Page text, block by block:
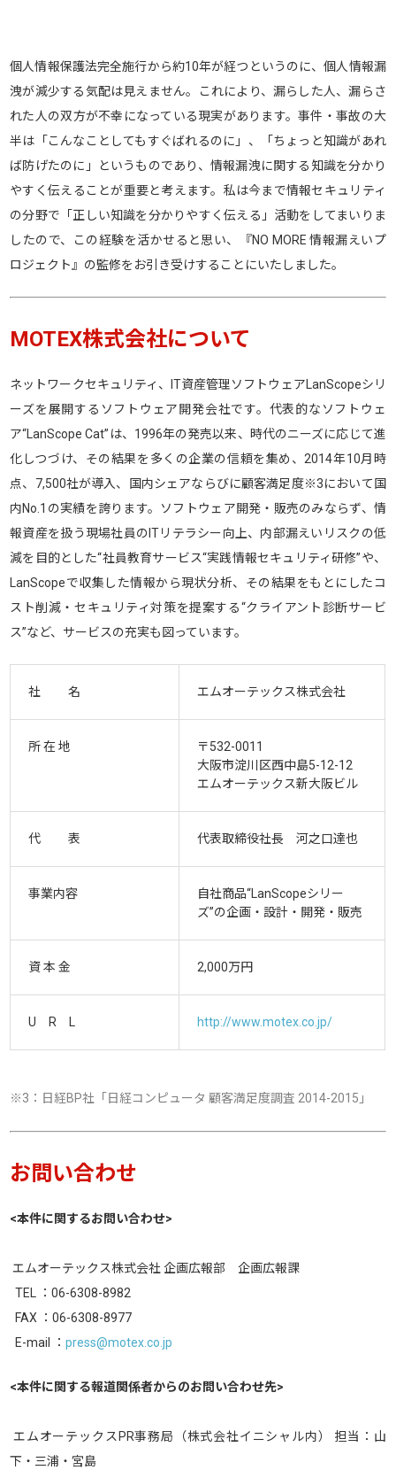
個人情報保護法完全施行から約10年が経つというのに、個人情報漏
洩が減少する気配は見えません。これにより、漏らした人、漏らさ
れた人の双方が不幸になっている現実があります。事件・事故の大
半は「こんなことしてもすぐばれるのに」、「ちょっと知識があれ
ば防げたのに」というものであり、情報漏洩に関する知識を分かり
やすく伝えることが重要と考えます。私は今まで情報セキュリティ
の分野で「正しい知識を分かりやすく伝える」活動をしてまいりま
したので、この経験を活かせると思い、『NO MORE 情報漏えいプ
ロジェクト』の監修をお引き受けすることにいたしました。
MOTEX株式会社について
ネットワークセキュリティ、IT資産管理ソフトウェアLanScopeシリ
ーズを展開するソフトウェア開発会社です。代表的なソフトウェ
ア“LanScope Cat”は、1996年の発売以来、時代のニーズに応じて進
化しつづけ、その結果を多くの企業の信頼を集め、2014年10月時
点、7,500社が導入、国内シェアならびに顧客満足度※3において国
内No.1の実績を誇ります。ソフトウェア開発・販売のみならず、情
報資産を扱う現場社員のITリテラシー向上、内部漏えいリスクの低
減を目的とした“社員教育サービス“実践情報セキュリティ研修”や、
LanScopeで収集した情報から現状分析、その結果をもとにしたコ
スト削減・セキュリティ対策を提案する“クライアント診断サービ
ス”など、サービスの充実も図っています。
社 名 エムオーテックス株式会社
所 在 地
〒532-0011
大阪市淀川区西中島5-12-12
エムオーテックス新大阪ビル
代 表 代表取締役社長 河之口達也
事業内容
自社商品“LanScopeシリー
ズ”の企画・設計・開発・販売
資 本 金 2,000万円
U R L http://www.motex.co.jp/
※3：日経BP社「日経コンピュータ 顧客満足度調査 2014-2015」
お問い合わせ
<本件に関するお問い合わせ>
エムオーテックス株式会社 企画広報部 企画広報課
TEL ：06-6308-8982
FAX ：06-6308-8977
E-mail ：press@motex.co.jp
<本件に関する報道関係者からのお問い合わせ先>
エムオーテックスPR事務局（株式会社イニシャル内） 担当：山
下・三浦・宮島